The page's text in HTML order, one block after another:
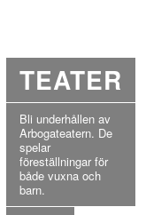
TEATER
Bli underhållen av
Arbogateatern. De
spelar
föreställningar för
både vuxna och
barn.